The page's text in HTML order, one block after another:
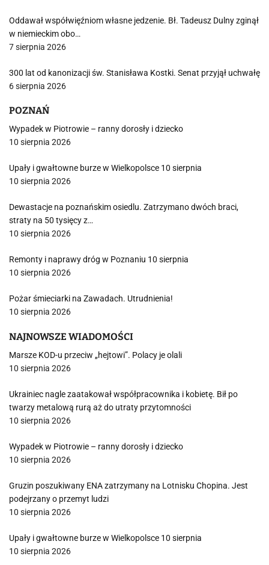
Oddawał współwięźniom własne jedzenie. Bł. Tadeusz Dulny zginął
w niemieckim obo…
7 sierpnia 2026
300 lat od kanonizacji św. Stanisława Kostki. Senat przyjął uchwałę
6 sierpnia 2026
POZNAŃ
Wypadek w Piotrowie – ranny dorosły i dziecko
10 sierpnia 2026
Upały i gwałtowne burze w Wielkopolsce 10 sierpnia
10 sierpnia 2026
Dewastacje na poznańskim osiedlu. Zatrzymano dwóch braci,
straty na 50 tysięcy z…
10 sierpnia 2026
Remonty i naprawy dróg w Poznaniu 10 sierpnia
10 sierpnia 2026
Pożar śmieciarki na Zawadach. Utrudnienia!
10 sierpnia 2026
NAJNOWSZE WIADOMOŚCI
Marsze KOD-u przeciw „hejtowi”. Polacy je olali
10 sierpnia 2026
Ukrainiec nagle zaatakował współpracownika i kobietę. Bił po
twarzy metalową rurą aż do utraty przytomności
10 sierpnia 2026
Wypadek w Piotrowie – ranny dorosły i dziecko
10 sierpnia 2026
Gruzin poszukiwany ENA zatrzymany na Lotnisku Chopina. Jest
podejrzany o przemyt ludzi
10 sierpnia 2026
Upały i gwałtowne burze w Wielkopolsce 10 sierpnia
10 sierpnia 2026